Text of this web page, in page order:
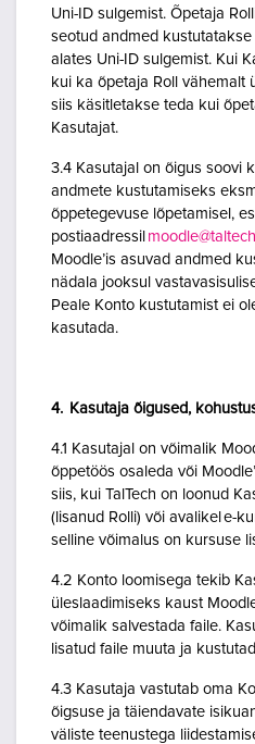
Uni-ID sulgemist. Õpetaja
seotud andmed
alates Uni-ID sulgemist. Kui
kui ka õpetaja Roll vähemalt
siis käsitletakse teda kui
Kasutajat.
3.4 Kasutajal on õigus soovi
andmete kustutamiseks
õppetegevuse lõpetamisel,
postiaadressil
Moodle’is asuvad andmed
nädala jooksul
Peale Konto kustutamist ei
kasutada.
4. Kasutaja õigused,
4.1 Kasutajal on võimalik
õppetöös osaleda või
siis, kui TalTech on loonud
(lisanud Rolli) või avalikel e-
selline võimalus on kursuse
4.2 Konto loomisega tekib
üleslaadimiseks kaust
võimalik salvestada faile.
lisatud faile muuta ja
4.3 Kasutaja vastutab oma
õigsuse ja täiendavate
väliste teenustega